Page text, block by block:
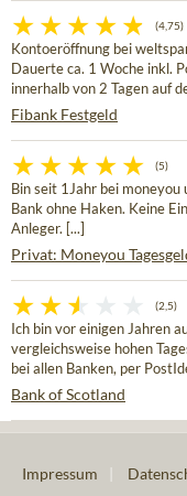
(4,75)
Kontoeröffnung bei
Dauerte ca. 1 Woche inkl.
innerhalb von 2 Tagen auf
Fibank Festgeld
(5)
Bin seit 1Jahr bei moneyou
Bank ohne Haken. Keine
Anleger. [...]
Privat: Moneyou
(2,5)
Ich bin vor einigen Jahren
vergleichsweise hohen
bei allen Banken, per
Bank of Scotland
Impressum